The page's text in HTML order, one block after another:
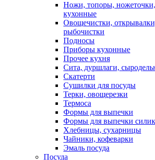
Ножи, топоры,
кухонные
Овощечистки,
рыбочистки
Подносы
Приборы кухонные
Прочее кухня
Сита, дуршлаги,
Скатерти
Сушилки для посуды
Терки, овощерезки
Термоса
Формы для выпечки
Формы для выпечки
Хлебницы, сухарницы
Чайники, кофеварки
Эмаль посуда
Посуда